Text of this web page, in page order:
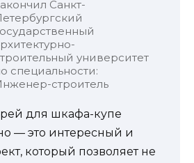
Санкт-
университет
специальности:
строитель
для шкафа-купе
— это интересный и
который позволяет не